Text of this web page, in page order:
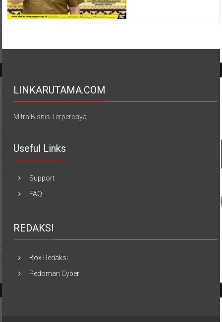
LINKARUTAMA.COM
Mitra Bisnis Terpercaya
Useful Links
Support
FAQ
REDAKSI
Box Redaksi
Pedoman Cyber